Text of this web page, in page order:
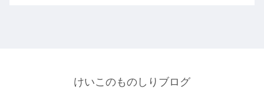
けいこのものしりブログ